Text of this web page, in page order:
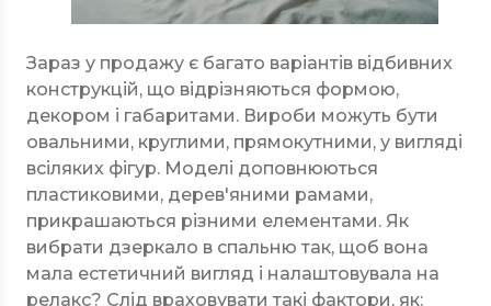
Зараз у продажу є багато варіантів відбивних
конструкцій, що відрізняються формою,
декором і габаритами. Вироби можуть бути
овальними, круглими, прямокутними, у вигляді
всіляких фігур. Моделі доповнюються
пластиковими, дерев'яними рамами,
прикрашаються різними елементами. Як
вибрати дзеркало в спальню так, щоб вона
мала естетичний вигляд і налаштовувала на
релакс? Слід враховувати такі фактори, як: